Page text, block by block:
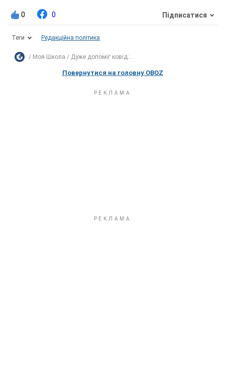
0 0 Підписатися
Теги Редакційна політика
Моя Школа Дуже допоміг ковід:...
Повернутися на головну OBOZ